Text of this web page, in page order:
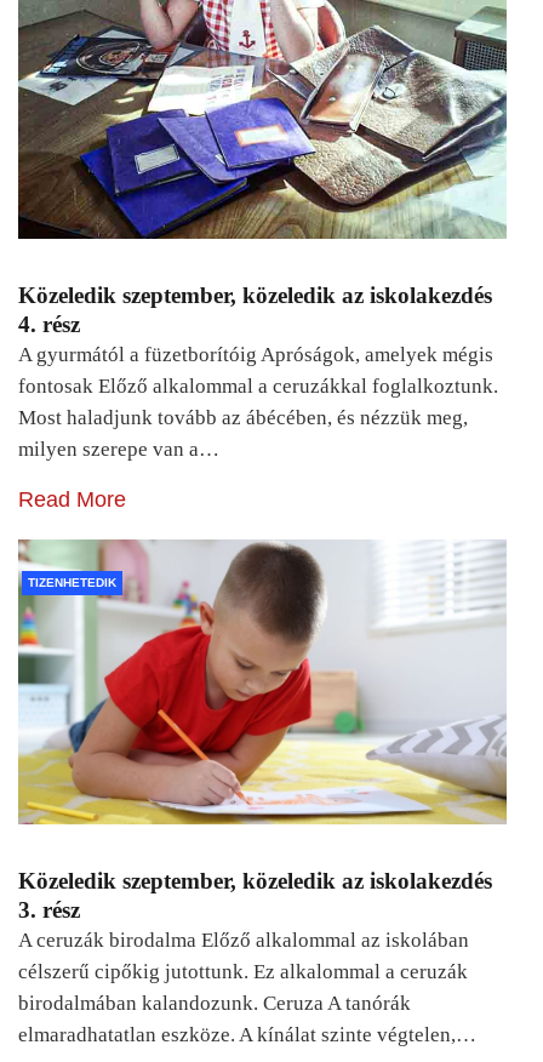
Közeledik szeptember, közeledik az iskolakezdés
4. rész
A gyurmától a füzetborítóig Apróságok, amelyek mégis
fontosak Előző alkalommal a ceruzákkal foglalkoztunk.
Most haladjunk tovább az ábécében, és nézzük meg,
milyen szerepe van a…
Read More
TIZENHETEDIK
Közeledik szeptember, közeledik az iskolakezdés
3. rész
A ceruzák birodalma Előző alkalommal az iskolában
célszerű cipőkig jutottunk. Ez alkalommal a ceruzák
birodalmában kalandozunk. Ceruza A tanórák
elmaradhatatlan eszköze. A kínálat szinte végtelen,…